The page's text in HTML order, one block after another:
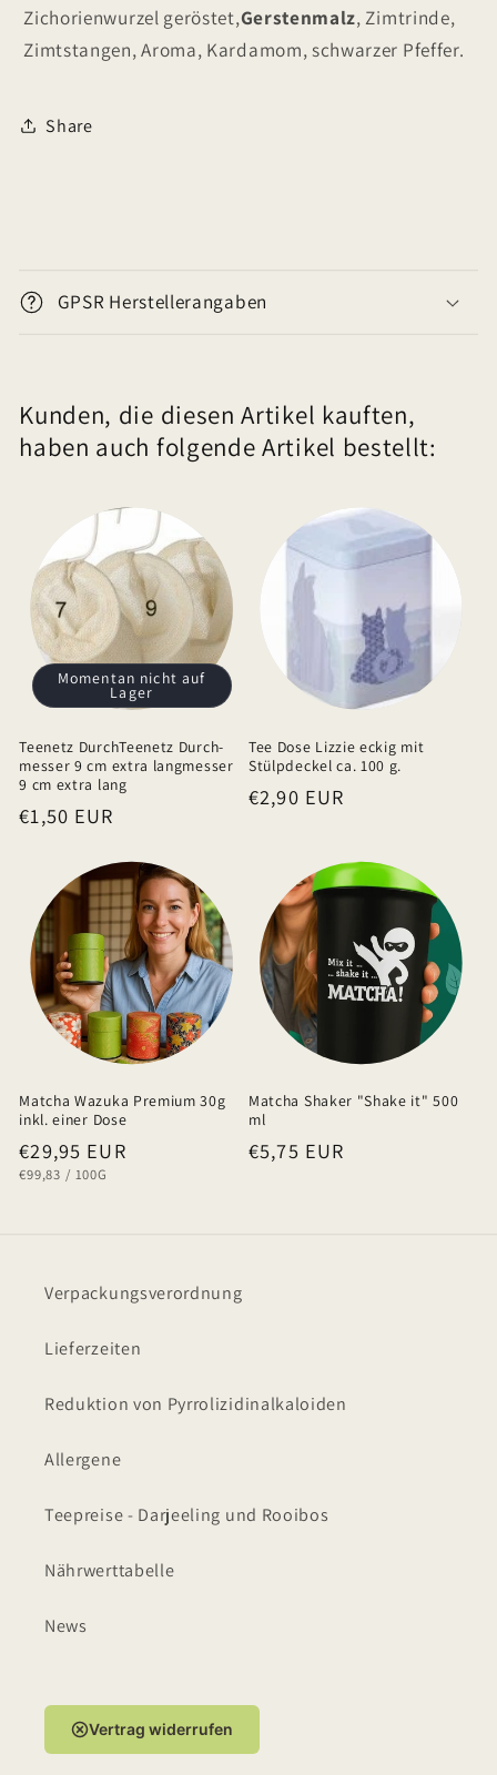
Zichorienwurzel geröstet,Gerstenmalz, Zimtrinde,
Zimtstangen, Aroma, Kardamom, schwarzer Pfeffer.
Share
n
a
p
a
l
t
GPSR Herstellerangaben
Kunden, die diesen Artikel kauften,
haben auch folgende Artikel bestellt:
Momentan nicht auf
Lager
Teenetz DurchTeenetz Durch-
messer 9 cm extra langmesser
9 cm extra lang
Normaler
€1,50 EUR
Tee Dose Lizzie eckig mit
Stülpdeckel ca. 100 g.
Normaler
€2,90 EUR
Matcha Wazuka Premium 30g
inkl. einer Dose
Normaler
Preis
€29,95 EUR
GRUNDPREIS
€99,83 / PRO
100G
Matcha Shaker "Shake it" 500
ml
Normaler
€5,75 EUR
Verpackungsverordnung
Lieferzeiten
Reduktion von Pyrrolizidinalkaloiden
Allergene
Teepreise - Darjeeling und Rooibos
Nährwerttabelle
News
Vertrag widerrufen